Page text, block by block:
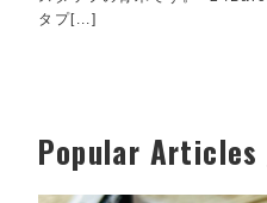
タプ[...]
Popular Articles